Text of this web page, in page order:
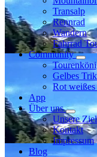
Transalp
Rennrad
Wandern
Fahrrad
Community
Gelbes
Rot
App
Über uns
Unsere
Kontakt
Impressum
Blog